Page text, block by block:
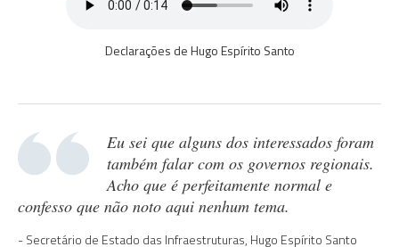
Declarações de Hugo Espírito Santo
Eu sei que alguns dos interessados foram
também falar com os governos regionais.
Acho que é perfeitamente normal e
confesso que não noto aqui nenhum tema.
Secretário de Estado das Infraestruturas, Hugo Espírito Santo